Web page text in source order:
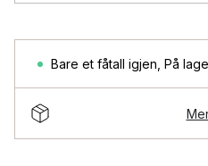
Bare et fåtall igjen På